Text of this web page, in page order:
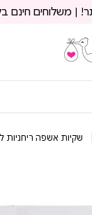
משלוחים חינם